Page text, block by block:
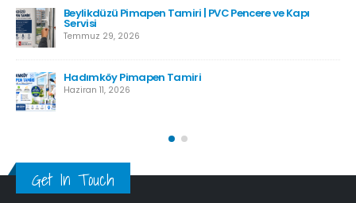
Beylikdüzü Pimapen Tamiri | PVC Pencere ve Kapı
Servisi
Temmuz 29, 2026
Hadımköy Pimapen Tamiri
Haziran 11, 2026
Get In Touch